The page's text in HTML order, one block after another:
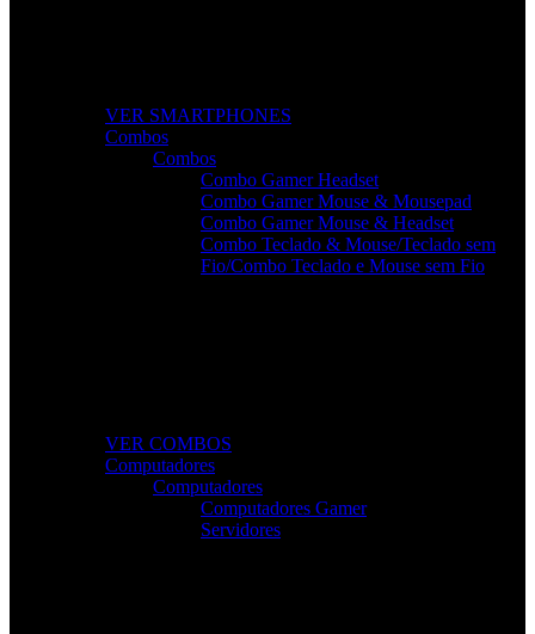
VER SMARTPHONES
Combos
Combos
Combo Gamer Headset
Combo Gamer Mouse & Mousepad
Combo Gamer Mouse & Headset
Combo Teclado & Mouse/Teclado sem
Fio/Combo Teclado e Mouse sem Fio
VER COMBOS
Computadores
Computadores
Computadores Gamer
Servidores